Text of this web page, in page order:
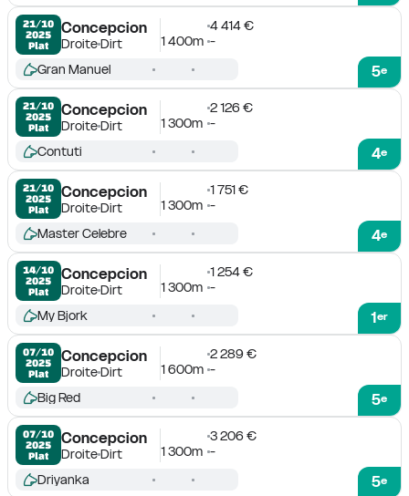
21/10
2025
Plat
Concepcion
DroiteDirt
4 414 €
1 400m -
5e
Gran Manuel
21/10
2025
Plat
Concepcion
DroiteDirt
2 126 €
1 300m -
4e
Contuti
21/10
2025
Plat
Concepcion
DroiteDirt
1 751 €
1 300m -
4e
Master Celebre
14/10
2025
Plat
Concepcion
DroiteDirt
1 254 €
1 300m -
1er
My Bjork
07/10
2025
Plat
Concepcion
DroiteDirt
2 289 €
1 600m -
5e
Big Red
07/10
2025
Plat
Concepcion
DroiteDirt
3 206 €
1 300m -
5e
Driyanka